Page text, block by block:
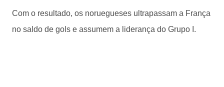
Com o resultado, os noruegueses ultrapassam a França
no saldo de gols e assumem a liderança do Grupo I.